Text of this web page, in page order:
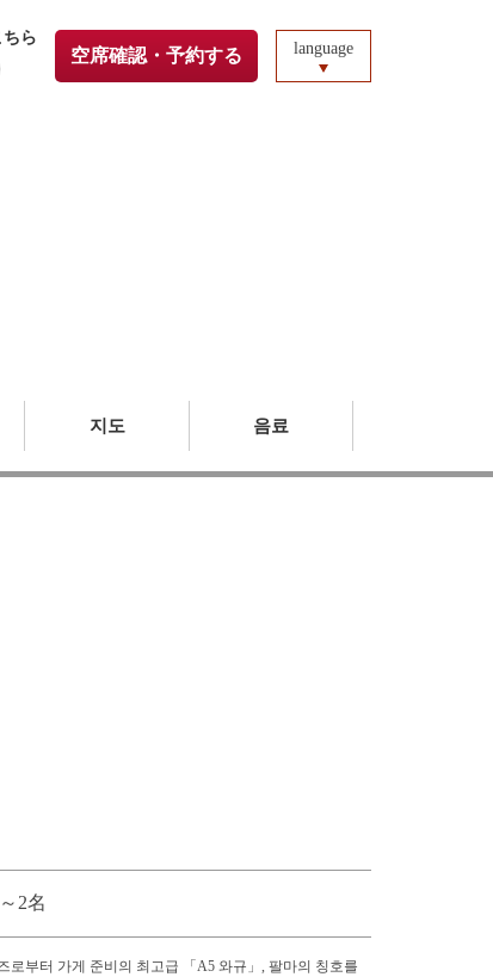
ら
空席確認・予約する language
지도 음료
～ 2名
부터 가게 준비의 최고급 「A5 와규」, 팔마의 칭호를